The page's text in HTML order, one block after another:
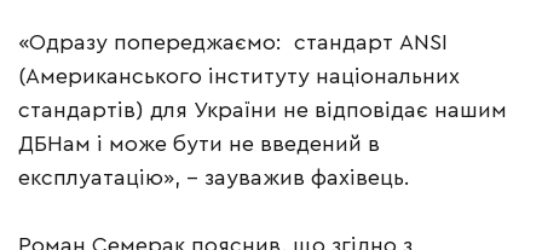
«Одразу попереджаємо: стандарт ANSI
(Американського інституту національних
стандартів) для України не відповідає нашим
ДБНам і може бути не введений в
експлуатацію», – зауважив фахівець.
Роман Семерак пояснив, що згідно з